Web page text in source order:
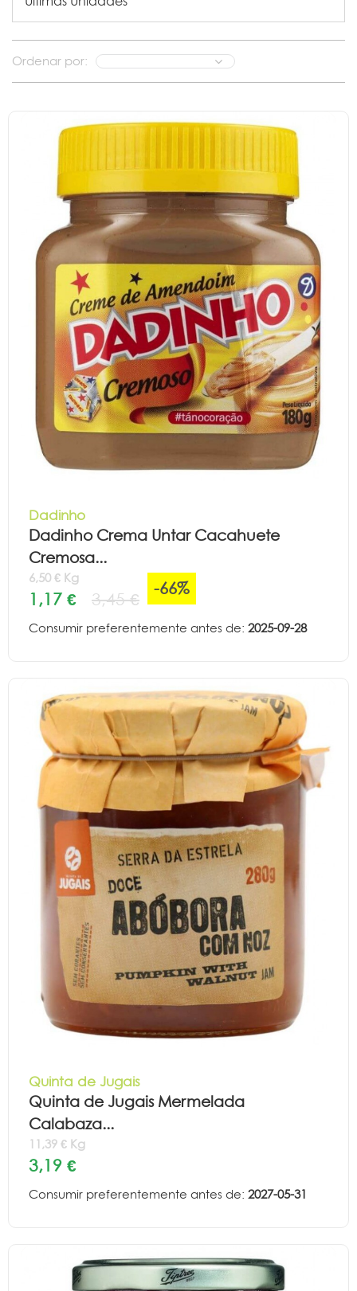
Ordenar por:
Dadinho
Dadinho Crema Untar Cacahuete
Cremosa...
6,50 € Kg
1,17 € 3,45 €
-66%
Consumir preferentemente antes de: 2025-09-28
Quinta de Jugais
Quinta de Jugais Mermelada
Calabaza...
11,39 € Kg
3,19 €
Consumir preferentemente antes de: 2027-05-31